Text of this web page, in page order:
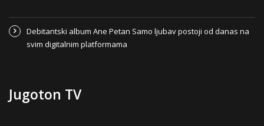
Debitantski album Ane Petan Samo ljubav postoji od danas na
svim digitalnim platformama
Jugoton TV